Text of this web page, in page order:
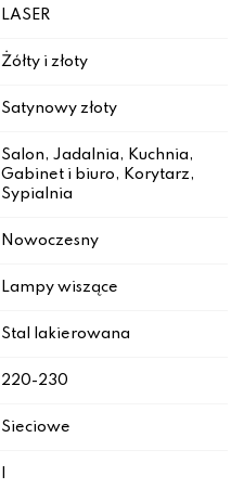
LASER
Żółty i złoty
Satynowy złoty
Salon, Jadalnia, Kuchnia,
Gabinet i biuro, Korytarz,
Sypialnia
Nowoczesny
Lampy wiszące
Stal lakierowana
220-230
Sieciowe